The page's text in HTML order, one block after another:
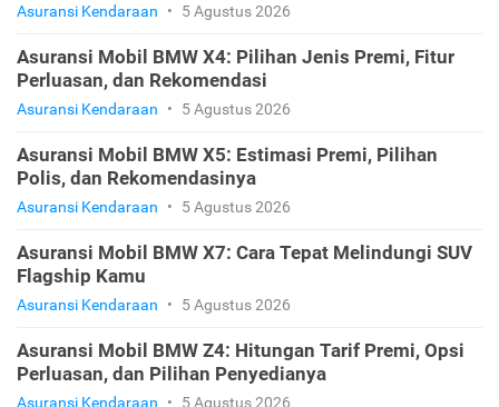
Asuransi Kendaraan • 5 Agustus 2026
Asuransi Mobil BMW X4: Pilihan Jenis Premi, Fitur
Perluasan, dan Rekomendasi
Asuransi Kendaraan • 5 Agustus 2026
Asuransi Mobil BMW X5: Estimasi Premi, Pilihan
Polis, dan Rekomendasinya
Asuransi Kendaraan • 5 Agustus 2026
Asuransi Mobil BMW X7: Cara Tepat Melindungi SUV
Flagship Kamu
Asuransi Kendaraan • 5 Agustus 2026
Asuransi Mobil BMW Z4: Hitungan Tarif Premi, Opsi
Perluasan, dan Pilihan Penyedianya
Asuransi Kendaraan • 5 Agustus 2026